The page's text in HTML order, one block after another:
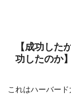
【成功し
功したのか】
これはハーバー